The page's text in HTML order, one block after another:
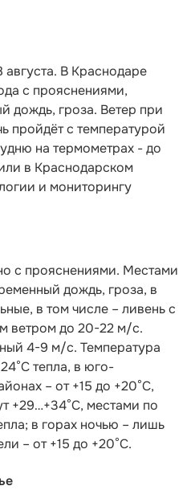
августа. В Краснодаре
с прояснениями,
дождь, гроза. Ветер при
с температурой
на термометрах - до
в Краснодарском
и мониторингу
с прояснениями. Местами
дождь, гроза, в
в том числе – ливень с
ветром до 20-22 м/с.
4-9 м/с. Температура
тепла, в юго-
– от +15 до +20°С,
+29…+34°С, местами по
в горах ночью – лишь
– от +15 до +20°С.